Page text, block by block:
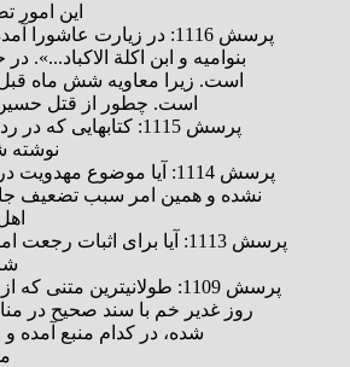
این
پرسش 1116: در زیارت
بنوامیه و ابن اکلة الاکباد...».
است. زیرا معاویه شش ماه
است. چطور از قتل
پرسش 1115: کتابهایی
نوشته
پرسش 1114: آیا موضوع
نشده و همین امر سبب تضعیف
پرسش 1113: آیا برای اثبات
پرسش 1109: طولانی­ترین متنی
روز غدیر خم با سند صحیح در
شده، در کدام منبع آمده